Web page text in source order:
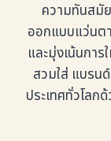
ความทันสมั
ออกแบบแว่นต
และมุ่งเน้นกา
สวมใส่ แบรน
ประเทศทั่วโลก